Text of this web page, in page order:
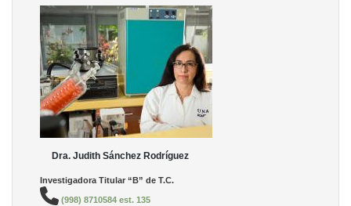
Dra. Judith Sánchez Rodríguez
Investigadora Titular “B” de T.C.
(998) 8710584 est. 135